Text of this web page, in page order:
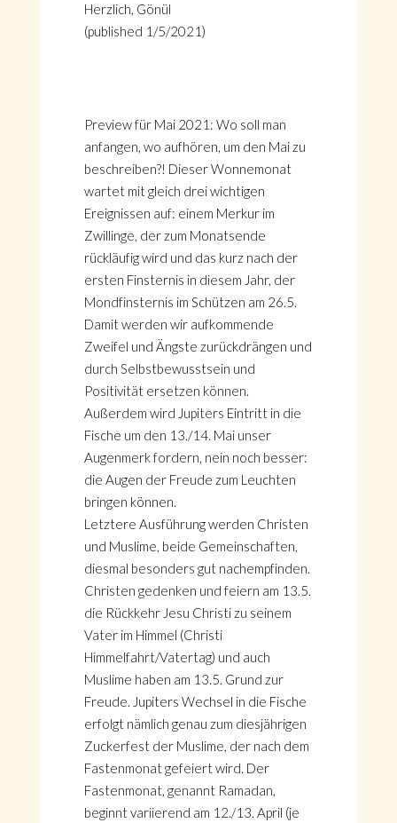
Herzlich, Gönül
(published 1/5/2021)
Preview für Mai 2021: Wo soll man
anfangen, wo aufhören, um den Mai zu
beschreiben?! Dieser Wonnemonat
wartet mit gleich drei wichtigen
Ereignissen auf: einem Merkur im
Zwillinge, der zum Monatsende
rückläufig wird und das kurz nach der
ersten Finsternis in diesem Jahr, der
Mondfinsternis im Schützen am 26.5.
Damit werden wir aufkommende
Zweifel und Ängste zurückdrängen und
durch Selbstbewusstsein und
Positivität ersetzen können.
Außerdem wird Jupiters Eintritt in die
Fische um den 13./14. Mai unser
Augenmerk fordern, nein noch besser:
die Augen der Freude zum Leuchten
bringen können.
Letztere Ausführung werden Christen
und Muslime, beide Gemeinschaften,
diesmal besonders gut nachempfinden.
Christen gedenken und feiern am 13.5.
die Rückkehr Jesu Christi zu seinem
Vater im Himmel (Christi
Himmelfahrt/Vatertag) und auch
Muslime haben am 13.5. Grund zur
Freude. Jupiters Wechsel in die Fische
erfolgt nämlich genau zum diesjährigen
Zuckerfest der Muslime, der nach dem
Fastenmonat gefeiert wird. Der
Fastenmonat, genannt Ramadan,
beginnt variierend am 12./13. April (je